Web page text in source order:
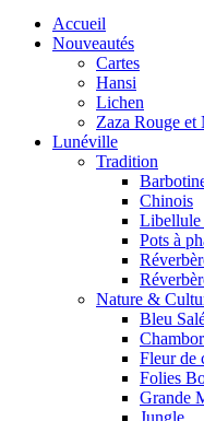
Accueil
Nouveautés
Cartes
Hansi
Lichen
Zaza Rouge et
Lunéville
Tradition
Chinois
Libellule
Pots à
Nature &
Bleu
Fleur de
Folies
Grande
Jungle